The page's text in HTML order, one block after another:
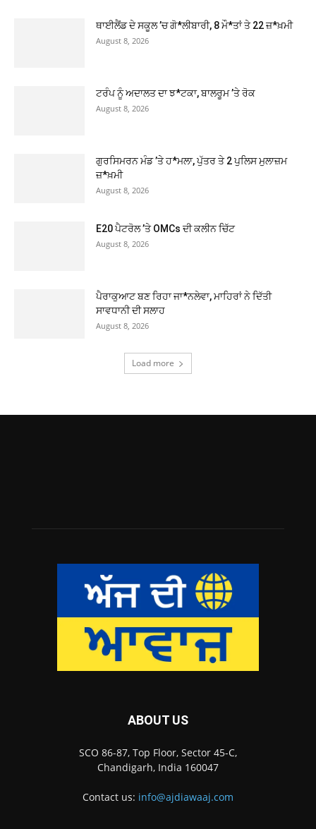
ਥਾਈਲੈਂਡ ਦੇ ਸਕੂਲ ’ਚ ਗੋ*ਲੀਬਾਰੀ, 8 ਮੌ*ਤਾਂ ਤੇ 22 ਜ਼*ਖ਼ਮੀ
August 8, 2026
ਟਰੰਪ ਨੂੰ ਅਦਾਲਤ ਦਾ ਝ*ਟਕਾ, ਬਾਲਰੂਮ ’ਤੇ ਰੋਕ
August 8, 2026
ਗੁਰਸਿਮਰਨ ਮੰਡ ’ਤੇ ਹ*ਮਲਾ, ਪੁੱਤਰ ਤੇ 2 ਪੁਲਿਸ ਮੁਲਾਜ਼ਮ
ਜ਼*ਖ਼ਮੀ
August 8, 2026
E20 ਪੈਟਰੋਲ ’ਤੇ OMCs ਦੀ ਕਲੀਨ ਚਿੱਟ
August 8, 2026
ਪੈਰਾਕੁਆਟ ਬਣ ਰਿਹਾ ਜਾ*ਨਲੇਵਾ, ਮਾਹਿਰਾਂ ਨੇ ਦਿੱਤੀ
ਸਾਵਧਾਨੀ ਦੀ ਸਲਾਹ
August 8, 2026
Load more
ABOUT US
SCO 86-87, Top Floor, Sector 45-C,
Chandigarh, India 160047
Contact us: info@ajdiawaaj.com